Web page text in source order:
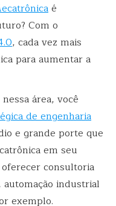
é
Com o
, cada vez mais
para aumentar a
área, você
de engenharia
e grande porte que
em seu
consultoria
industrial
exemplo.